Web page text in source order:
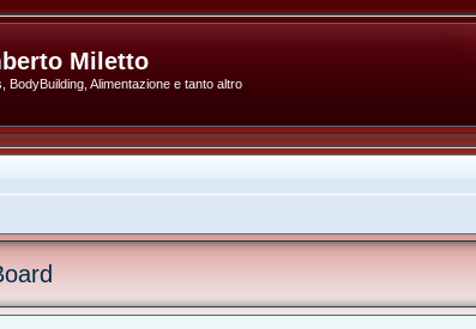
Miletto
BodyBuilding, Alimentazione e tanto altro